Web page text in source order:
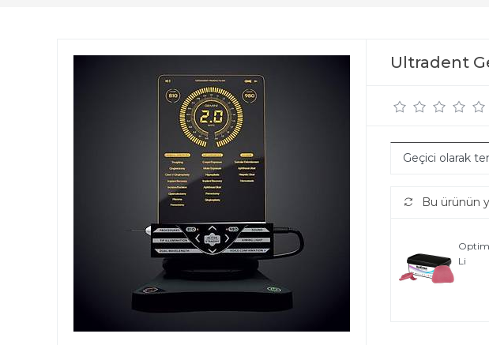
Ultradent
Geçici olarak
Bu ürünün
Li